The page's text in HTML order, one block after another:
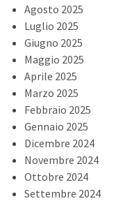
Agosto 2025
Luglio 2025
Giugno 2025
Maggio 2025
Aprile 2025
Marzo 2025
Febbraio 2025
Gennaio 2025
Dicembre 2024
Novembre 2024
Ottobre 2024
Settembre 2024